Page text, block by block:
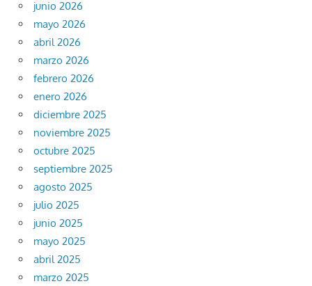
junio 2026
mayo 2026
abril 2026
marzo 2026
febrero 2026
enero 2026
diciembre 2025
noviembre 2025
octubre 2025
septiembre 2025
agosto 2025
julio 2025
junio 2025
mayo 2025
abril 2025
marzo 2025